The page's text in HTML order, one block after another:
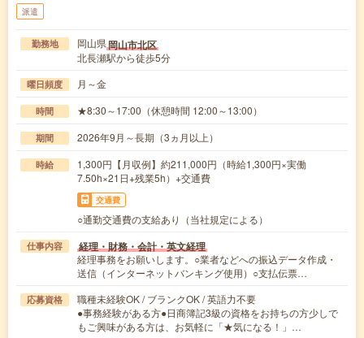
派遣
勤務地 岡山県岡山市北区
北長瀬駅から徒歩5分
曜日頻度 月～金
時間 ★8:30～17:00（休憩時間 12:00～13:00）
期間 2026年9月～長期（3ヵ月以上）
時給
1,300円【月収例】約211,000円（時給1,300円×実働
7.50h×21日+残業5h）+交通費
交通費
○通勤交通費の支給あり（当社規定による）
仕事内容 経理・財務・会計・英文経理
経理事務をお願いします。○業者などへの振込データ作成・
送信（インターネットバンキング使用）○支払伝票…
応募資格
職種未経験OK / ブランクOK / 英語力不要
●事務経験がある方●日商簿記3級の資格をお持ちの方少しで
もご興味がある方は、お気軽に「★気になる！」…